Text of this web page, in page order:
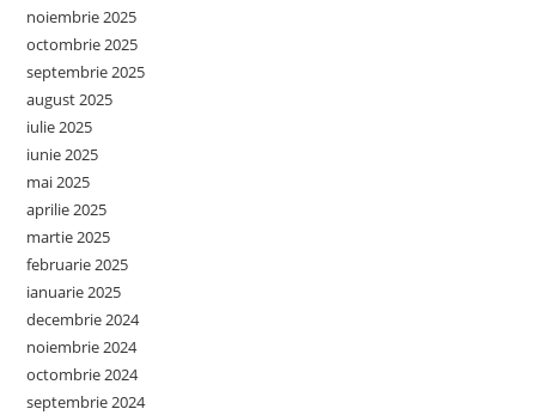
noiembrie 2025
octombrie 2025
septembrie 2025
august 2025
iulie 2025
iunie 2025
mai 2025
aprilie 2025
martie 2025
februarie 2025
ianuarie 2025
decembrie 2024
noiembrie 2024
octombrie 2024
septembrie 2024